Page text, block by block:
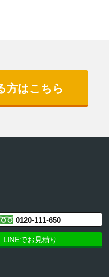
方はこちら
0120-111-650
LINEでお見積り